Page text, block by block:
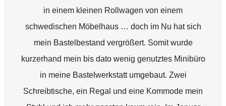
in einem kleinen Rollwagen von einem
schwedischen Möbelhaus … doch im Nu hat sich
mein Bastelbestand vergrößert. Somit wurde
kurzerhand mein bis dato wenig genutztes Minibüro
in meine Bastelwerkstatt umgebaut. Zwei
Schreibtische, ein Regal und eine Kommode mein